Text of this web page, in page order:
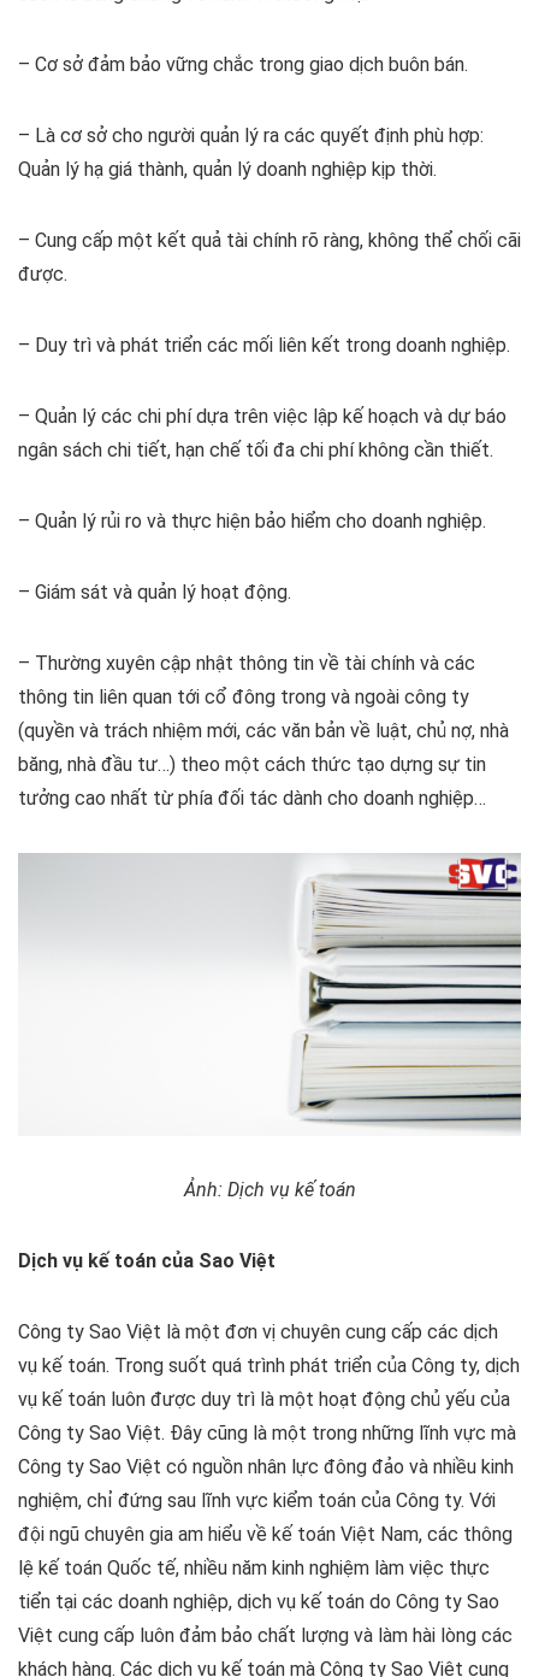
– Cơ sở đảm bảo vững chắc trong giao dịch buôn bán.
– Là cơ sở cho người quản lý ra các quyết định phù hợp:
Quản lý hạ giá thành, quản lý doanh nghiệp kịp thời.
– Cung cấp một kết quả tài chính rõ ràng, không thể chối cãi
được.
– Duy trì và phát triển các mối liên kết trong doanh nghiệp.
– Quản lý các chi phí dựa trên việc lập kế hoạch và dự báo
ngân sách chi tiết, hạn chế tối đa chi phí không cần thiết.
– Quản lý rủi ro và thực hiện bảo hiểm cho doanh nghiệp.
– Giám sát và quản lý hoạt động.
– Thường xuyên cập nhật thông tin về tài chính và các
thông tin liên quan tới cổ đông trong và ngoài công ty
(quyền và trách nhiệm mới, các văn bản về luật, chủ nợ, nhà
băng, nhà đầu tư…) theo một cách thức tạo dựng sự tin
tưởng cao nhất từ phía đối tác dành cho doanh nghiệp…
Ảnh: Dịch vụ kế toán
Dịch vụ kế toán của Sao Việt
Công ty Sao Việt là một đơn vị chuyên cung cấp các dịch
vụ kế toán. Trong suốt quá trình phát triển của Công ty, dịch
vụ kế toán luôn được duy trì là một hoạt động chủ yếu của
Công ty Sao Việt. Đây cũng là một trong những lĩnh vực mà
Công ty Sao Việt có nguồn nhân lực đông đảo và nhiều kinh
nghiệm, chỉ đứng sau lĩnh vực kiểm toán của Công ty. Với
đội ngũ chuyên gia am hiểu về kế toán Việt Nam, các thông
lệ kế toán Quốc tế, nhiều năm kinh nghiệm làm việc thực
tiển tại các doanh nghiệp, dịch vụ kế toán do Công ty Sao
Việt cung cấp luôn đảm bảo chất lượng và làm hài lòng các
khách hàng. Các dịch vụ kế toán mà Công ty Sao Việt cung